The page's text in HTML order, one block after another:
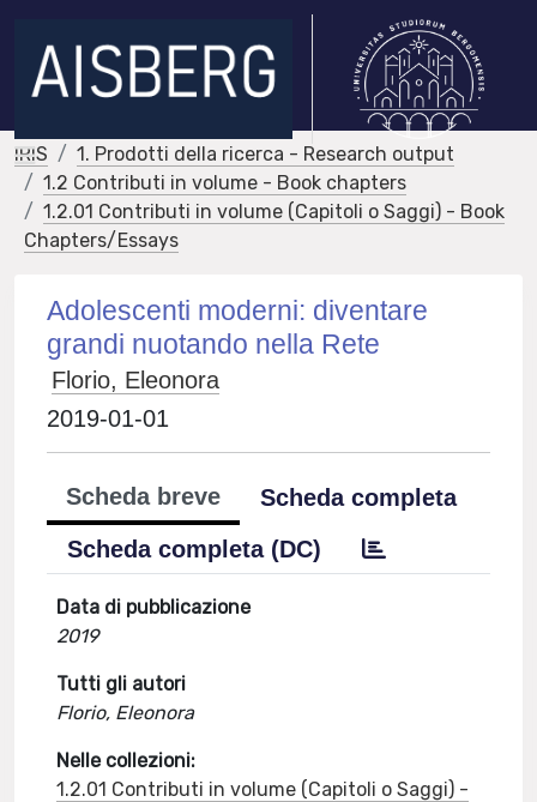
IRIS
1. Prodotti della ricerca - Research output
1.2 Contributi in volume - Book chapters
1.2.01 Contributi in volume (Capitoli o Saggi) - Book
Chapters/Essays
Adolescenti moderni: diventare
grandi nuotando nella Rete
Florio, Eleonora
2019-01-01
Scheda breve
Scheda completa
Scheda completa (DC)
Data di pubblicazione
2019
Tutti gli autori
Florio, Eleonora
Nelle collezioni:
1.2.01 Contributi in volume (Capitoli o Saggi) -